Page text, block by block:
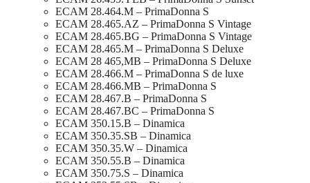
ECAM 28.464.M – PrimaDonna S
ECAM 28.465.AZ – PrimaDonna S Vintage
ECAM 28.465.BG – PrimaDonna S Vintage
ECAM 28.465.M – PrimaDonna S Deluxe
ECAM 28 465,MB – PrimaDonna S Deluxe
ECAM 28.466.M – PrimaDonna S de luxe
ECAM 28.466.MB – PrimaDonna S
ECAM 28.467.B – PrimaDonna S
ECAM 28.467.BC – PrimaDonna S
ECAM 350.15.B – Dinamica
ECAM 350.35.SB – Dinamica
ECAM 350.35.W – Dinamica
ECAM 350.55.B – Dinamica
ECAM 350.75.S – Dinamica